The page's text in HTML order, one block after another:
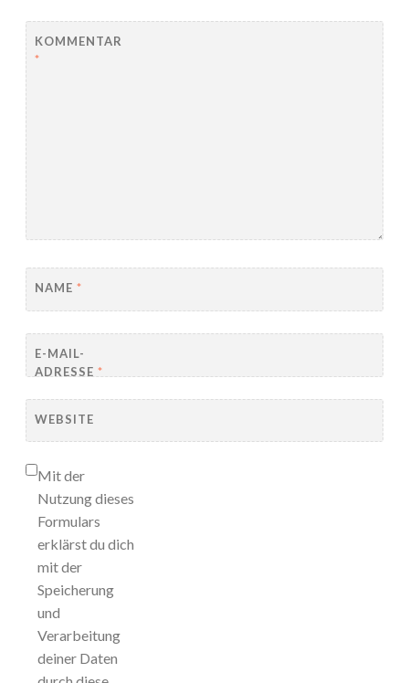
KOMMENTAR
*
NAME *
E-MAIL-
ADRESSE *
WEBSITE
Mit der
Nutzung dieses
Formulars
erklärst du dich
mit der
Speicherung
und
Verarbeitung
deiner Daten